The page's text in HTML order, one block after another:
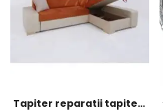
Tapiter reparatii tapiterie